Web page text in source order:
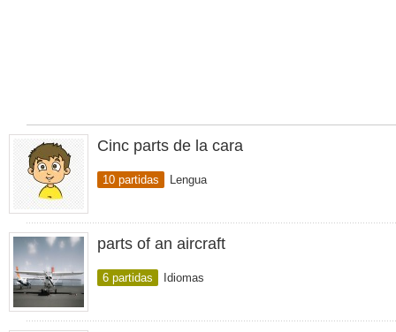
Cinc parts de la cara
10 partidas Lengua
parts of an aircraft
6 partidas Idiomas